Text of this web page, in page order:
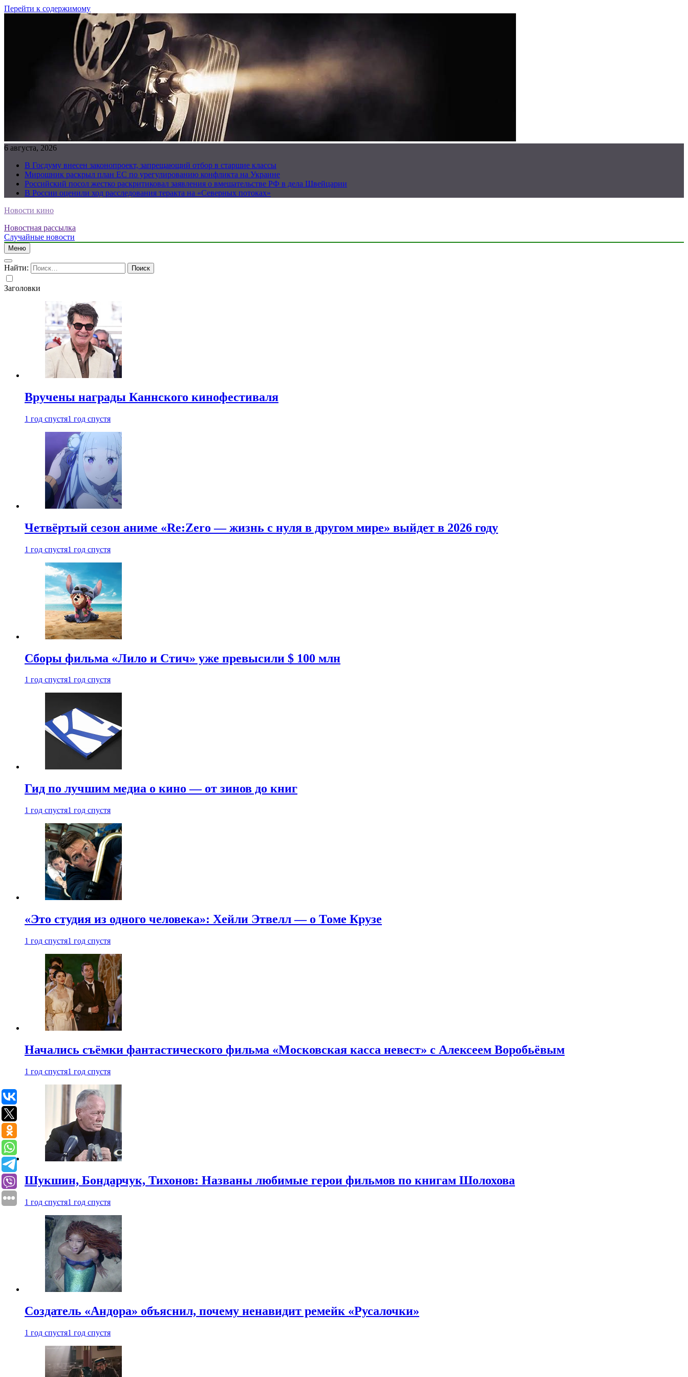
Перейти к содержимому
6 августа, 2026
В Госдуму внесен законопроект, запрещающий отбор в старшие классы
Мирошник раскрыл план ЕС по урегулированию конфликта на Украине
Российский посол жестко раскритиковал заявления о вмешательстве РФ в дела Швейцарии
В России оценили ход расследования теракта на «Северных потоках»
Новости кино
Новостная рассылка
Случайные новости
Меню
Найти:
Заголовки
Вручены награды Каннского кинофестиваля
1 год спустя1 год спустя
Четвёртый сезон аниме «Re:Zero — жизнь с нуля в другом мире» выйдет в 2026 году
1 год спустя1 год спустя
Сборы фильма «Лило и Стич» уже превысили $ 100 млн
1 год спустя1 год спустя
Гид по лучшим медиа о кино — от зинов до книг
1 год спустя1 год спустя
«Это студия из одного человека»: Хейли Этвелл — о Томе Крузе
1 год спустя1 год спустя
Начались съёмки фантастического фильма «Московская касса невест» с Алексеем Воробьёвым
1 год спустя1 год спустя
Шукшин, Бондарчук, Тихонов: Названы любимые герои фильмов по книгам Шолохова
1 год спустя1 год спустя
Создатель «Андора» объяснил, почему ненавидит ремейк «Русалочки»
1 год спустя1 год спустя